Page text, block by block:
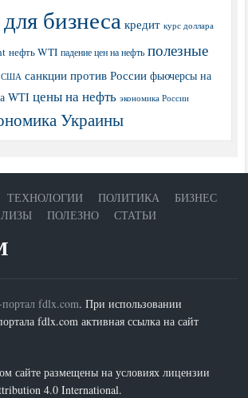
бизнеса кредит курс доллара
нефть WTI падение цен на нефть полезные
США санкции против России фьючерсы на
WTI цены на нефть экономика России
Украины
ТЕХНОЛОГИИ ПОЛИТИКА
БИЗНЕС
ПОЛЕЗНО СТАТЬИ
портал fdlx.com. При использовании
fdlx.com активная ссылка на сайт
сайте размещены на условиях лицензии
4.0 International.